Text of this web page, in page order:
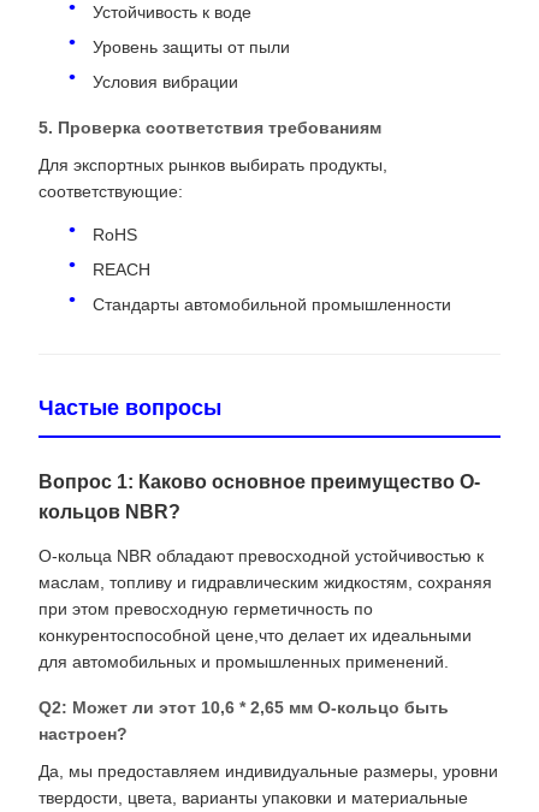
Устойчивость к воде
Уровень защиты от пыли
Условия вибрации
5. Проверка соответствия требованиям
Для экспортных рынков выбирать продукты,
соответствующие:
RoHS
REACH
Стандарты автомобильной промышленности
Частые вопросы
Вопрос 1: Каково основное преимущество O-
кольцов NBR?
О-кольца NBR обладают превосходной устойчивостью к
маслам, топливу и гидравлическим жидкостям, сохраняя
при этом превосходную герметичность по
конкурентоспособной цене,что делает их идеальными
для автомобильных и промышленных применений.
Q2: Может ли этот 10,6 * 2,65 мм O-кольцо быть
настроен?
Да, мы предоставляем индивидуальные размеры, уровни
твердости, цвета, варианты упаковки и материальные